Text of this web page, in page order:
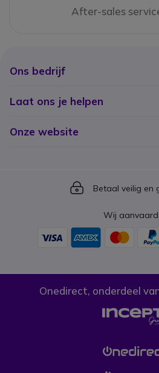
After-sales
Ons bedrijf
Laat ons je helpen
Onze website
Icon
Betaal veilig en
Wij
Onedirect, onderdeel